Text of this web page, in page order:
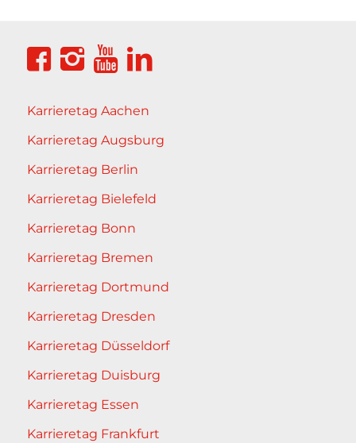
Karrieretag Aachen
Karrieretag Augsburg
Karrieretag Berlin
Karrieretag Bielefeld
Karrieretag Bonn
Karrieretag Bremen
Karrieretag Dortmund
Karrieretag Dresden
Karrieretag Düsseldorf
Karrieretag Duisburg
Karrieretag Essen
Karrieretag Frankfurt